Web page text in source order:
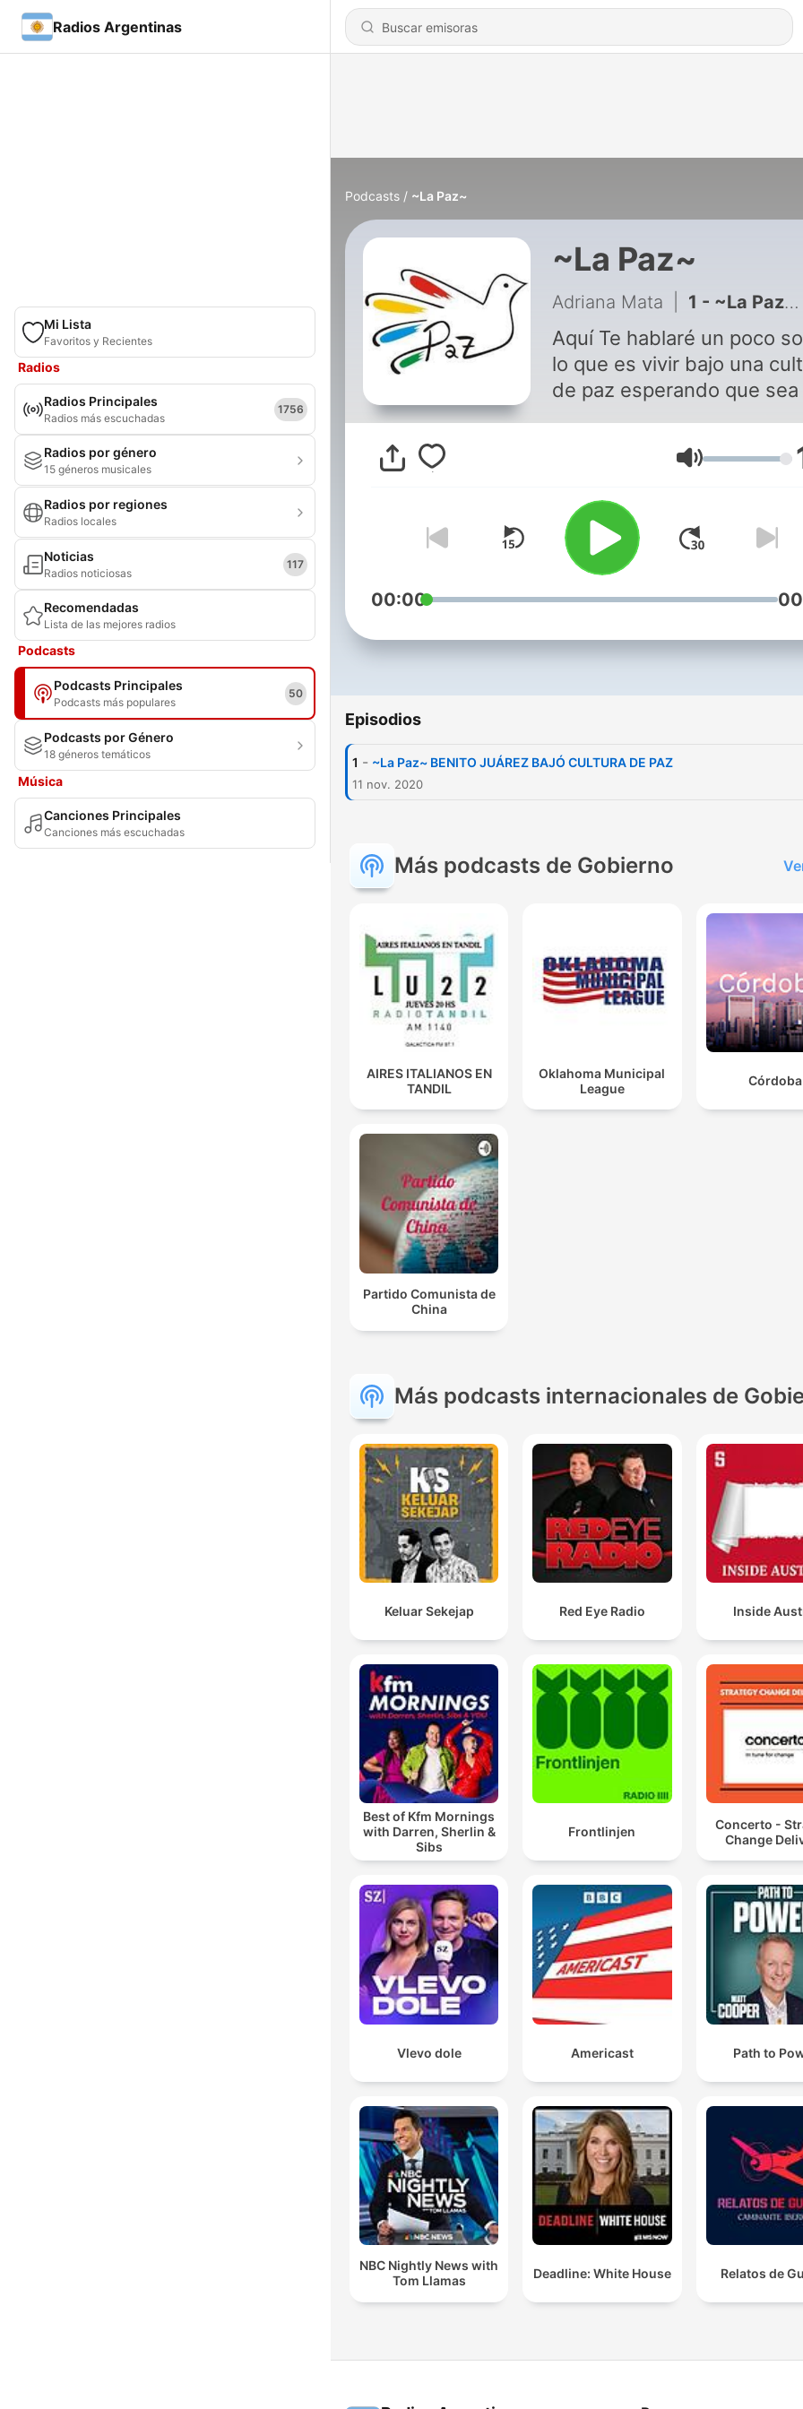
Radios Argentinas
Mi Lista
Favoritos y Recientes
Radios
Radios Principales
Radios más escuchadas
1756
Radios por género
15 géneros musicales
Radios por regiones
Radios locales
Noticias
Radios noticiosas
117
Recomendadas
Lista de las mejores radios
Podcasts
Podcasts Principales
Podcasts más populares
50
Podcasts por Género
18 géneros temáticos
Música
Canciones Principales
Canciones más escuchadas
Podcasts ~La Paz~
~La Paz~
Adriana Mata 1 - ~La Paz~ BENITO JUÁREZ BAJÓ CULTURA DE PAZ
Aquí Te hablaré un poco
lo que es vivir bajo una
de paz esperando que
Volumen
00:00
Episodios
1 - ~La Paz~ BENITO JUÁREZ BAJÓ CULTURA DE PAZ
11 nov. 2020
Más podcasts de Gobierno
AIRES ITALIANOS EN
TANDIL
Oklahoma Municipal
League
Córdoba
Partido Comunista de
China
Más podcasts internacionales de
Keluar Sekejap Red Eye Radio Inside
Best of Kfm Mornings
with Darren, Sherlin &
Sibs
Frontlinjen
Concerto -
Change
Vlevo dole Americast Path to
NBC Nightly News with
Tom Llamas
Deadline: White House Relatos de